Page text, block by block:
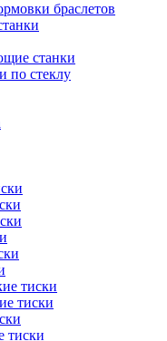
браслетов
станки
по стеклу
тиски
тиски
тиски